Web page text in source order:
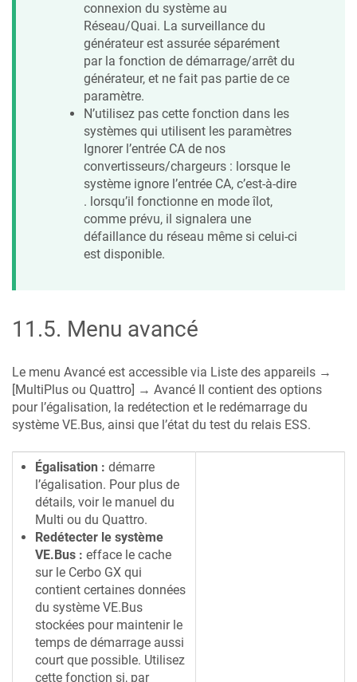
connexion du système au
Réseau/Quai. La surveillance du
générateur est assurée séparément
par la fonction de démarrage/arrêt du
générateur, et ne fait pas partie de ce
paramètre.
N’utilisez pas cette fonction dans les
systèmes qui utilisent les paramètres
Ignorer l’entrée CA de nos
convertisseurs/chargeurs : lorsque le
système ignore l’entrée CA, c’est-à-dire
. lorsqu’il fonctionne en mode îlot,
comme prévu, il signalera une
défaillance du réseau même si celui-ci
est disponible.
11.5. Menu avancé
Le menu Avancé est accessible via Liste des appareils →
[MultiPlus ou Quattro] → Avancé Il contient des options
pour l’égalisation, la redétection et le redémarrage du
système VE.Bus, ainsi que l’état du test du relais ESS.
Égalisation : démarre
l’égalisation. Pour plus de
détails, voir le manuel du
Multi ou du Quattro.
Redétecter le système
VE.Bus : efface le cache
sur le Cerbo GX qui
contient certaines données
du système VE.Bus
stockées pour maintenir le
temps de démarrage aussi
court que possible. Utilisez
cette fonction si, par